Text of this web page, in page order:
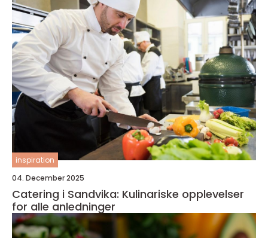
inspiration
04. December 2025
Catering i Sandvika: Kulinariske opplevelser
for alle anledninger